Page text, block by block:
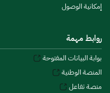
إمكانية الوصول
روابط مهمة
بوابة البيانات المفتوحة
المنصة الوطنية
منصة تفاعل